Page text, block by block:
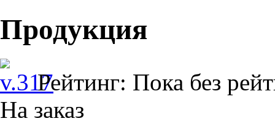
Продукция
Рейтинг: Пока без
На заказ